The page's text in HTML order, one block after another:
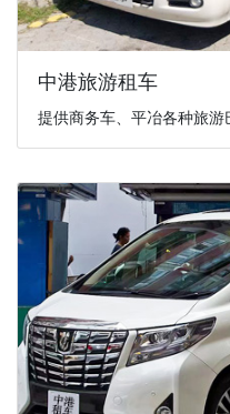
中港旅游租车
提供商务车、平冶各种旅游